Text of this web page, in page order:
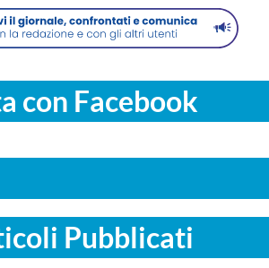
con Facebook
Pubblicati